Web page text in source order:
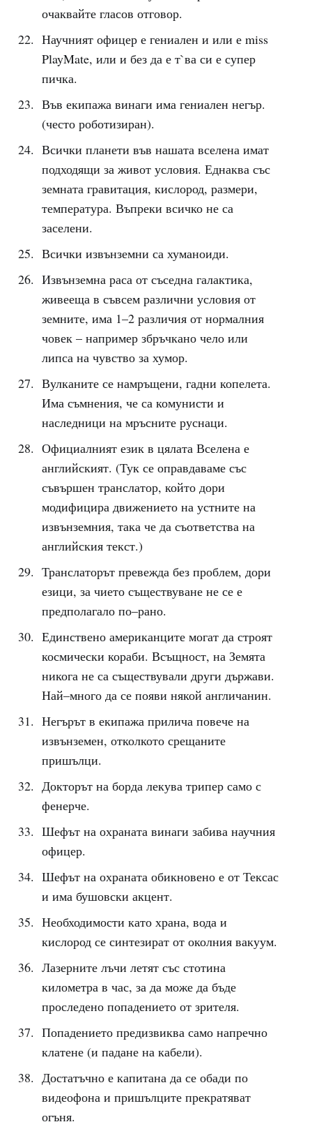
очаквайте гласов отговор.
Научният офицер е гениален и или е miss
PlayMate, или и без да е т`ва си е супер
пичка.
Във екипажа винаги има гениален негър.
(често роботизиран).
Всички планети във нашата вселена имат
подходящи за живот условия. Еднаква със
земната гравитация, кислород, размери,
температура. Въпреки всичко не са
заселени.
Всички извънземни са хуманоиди.
Извънземна раса от съседна галактика,
живееща в съвсем различни условия от
земните, има 1–2 различия от нормалния
човек – например збръчкано чело или
липса на чувство за хумор.
Вулканите се намръщени, гадни копелета.
Има съмнения, че са комунисти и
наследници на мръсните руснаци.
Официалният език в цялата Вселена е
английският. (Тук се оправдаваме със
съвършен транслатор, който дори
модифицира движението на устните на
извънземния, така че да съответства на
английския текст.)
Транслаторът превежда без проблем, дори
езици, за чието съществуване не се е
предполагало по–рано.
Единствено американците могат да строят
космически кораби. Всъщност, на Земята
никога не са съществували други държави.
Най–много да се появи някой англичанин.
Негърът в екипажа прилича повече на
извънземен, отколкото срещаните
пришълци.
Докторът на борда лекува трипер само с
фенерче.
Шефът на охраната винаги забива научния
офицер.
Шефът на охраната обикновено е от Тексас
и има бушовски акцент.
Необходимости като храна, вода и
кислород се синтезират от околния вакуум.
Лазерните лъчи летят със стотина
километра в час, за да може да бъде
проследено попадението от зрителя.
Попадението предизвиква само напречно
клатене (и падане на кабели).
Достатъчно е капитана да се обади по
видеофона и пришълците прекратяват
огъня.